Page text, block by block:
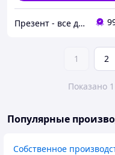
Презент - все для декора
1 2
Показано
Популярные
Собственное